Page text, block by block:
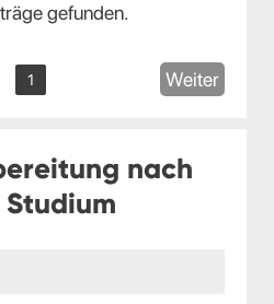
gefunden.
1 Weiter
nach